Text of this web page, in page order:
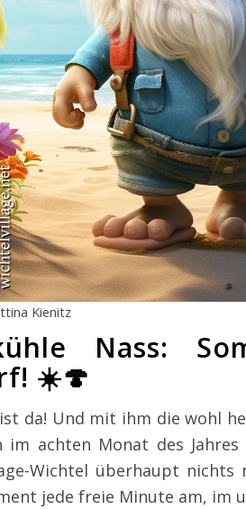
Kienitz
Nass:
☀️🍄
da! Und mit ihm die wohl
im achten Monat des
Wichtel überhaupt nichts
jede freie Minute am, im